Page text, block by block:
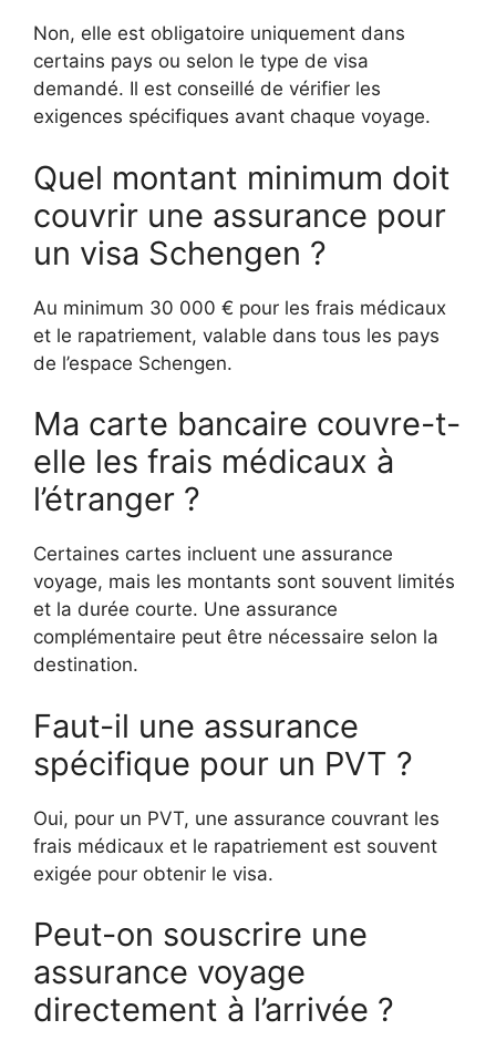
Non, elle est obligatoire uniquement dans
certains pays ou selon le type de visa
demandé. Il est conseillé de vérifier les
exigences spécifiques avant chaque voyage.
Quel montant minimum doit
couvrir une assurance pour
un visa Schengen ?
Au minimum 30 000 € pour les frais médicaux
et le rapatriement, valable dans tous les pays
de l’espace Schengen.
Ma carte bancaire couvre-t-
elle les frais médicaux à
l’étranger ?
Certaines cartes incluent une assurance
voyage, mais les montants sont souvent limités
et la durée courte. Une assurance
complémentaire peut être nécessaire selon la
destination.
Faut-il une assurance
spécifique pour un PVT ?
Oui, pour un PVT, une assurance couvrant les
frais médicaux et le rapatriement est souvent
exigée pour obtenir le visa.
Peut-on souscrire une
assurance voyage
directement à l’arrivée ?